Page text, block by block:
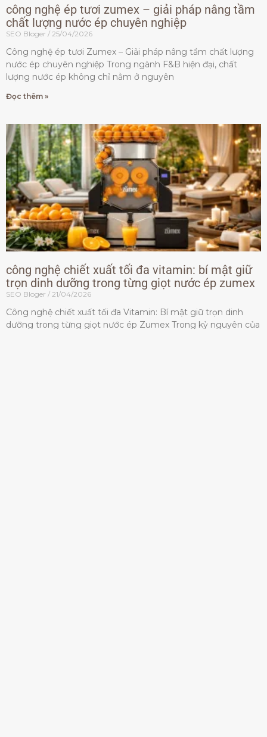
công nghệ ép tươi zumex – giải pháp nâng tầm
chất lượng nước ép chuyên nghiệp
SEO Bloger 25/04/2026
Công nghệ ép tươi Zumex – Giải pháp nâng tầm chất lượng
nước ép chuyên nghiệp Trong ngành F&B hiện đại, chất
lượng nước ép không chỉ nằm ở nguyên
Đọc thêm »
công nghệ chiết xuất tối đa vitamin: bí mật giữ
trọn dinh dưỡng trong từng giọt nước ép zumex
SEO Bloger 21/04/2026
Công nghệ chiết xuất tối đa Vitamin: Bí mật giữ trọn dinh
dưỡng trong từng giọt nước ép Zumex Trong kỷ nguyên của